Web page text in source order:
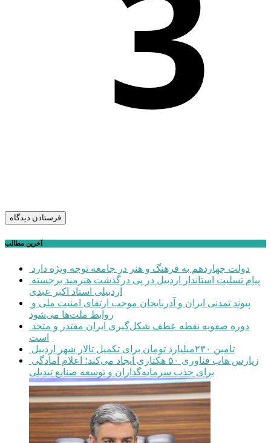
آخرین مطالب
دولت چهاردهم به فرهنگ و هنر در جامعه توجه ویژه دارد
اردبیلی استاد اکبر عبدی
روابط ملت‌ها می‌شود
است
تامین ۲۳۰میلیارد تومان برای تکمیل تالار شهر اردبیل
برای جذب سرمایه‌گذاران و توسعه صنایع تبدیلی